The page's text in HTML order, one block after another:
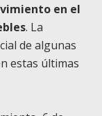
en el
. La
de algunas
estas últimas